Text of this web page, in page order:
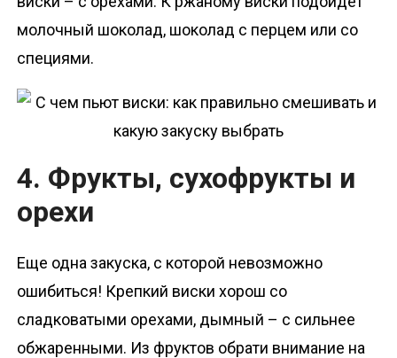
молочный шоколад, шоколад с перцем или со
специями.
4. Фрукты, сухофрукты и
орехи
Еще одна закуска, с которой невозможно
ошибиться! Крепкий виски хорош со
сладковатыми орехами, дымный – с сильнее
обжаренными. Из фруктов обрати внимание на